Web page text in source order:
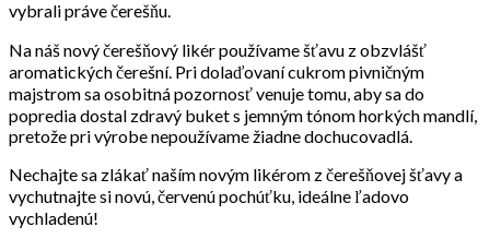
vybrali práve čerešňu.
Na náš nový čerešňový likér používame šťavu z obzvlášť
aromatických čerešní. Pri dolaďovaní cukrom pivničným
majstrom sa osobitná pozornosť venuje tomu, aby sa do
popredia dostal zdravý buket s jemným tónom horkých mandlí,
pretože pri výrobe nepoužívame žiadne dochucovadlá.
Nechajte sa zlákať naším novým likérom z čerešňovej šťavy a
vychutnajte si novú, červenú pochúťku, ideálne ľadovo
vychladenú!